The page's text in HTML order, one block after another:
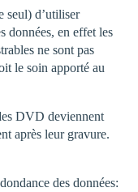
seul) d’utiliser
données, en effet les
ne sont pas
le soin apporté au
DVD deviennent
après leur gravure.
des données: